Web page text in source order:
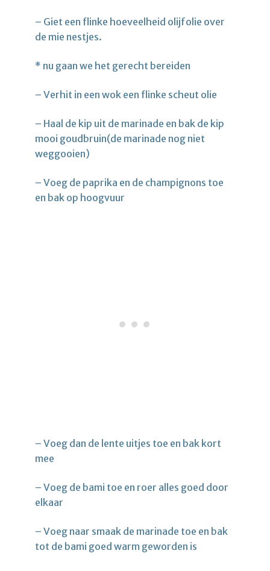
– Giet een flinke hoeveelheid olijfolie over
de mie nestjes.
* nu gaan we het gerecht bereiden
– Verhit in een wok een flinke scheut olie
– Haal de kip uit de marinade en bak de kip
mooi goudbruin(de marinade nog niet
weggooien)
– Voeg de paprika en de champignons toe
en bak op hoogvuur
– Voeg dan de lente uitjes toe en bak kort
mee
– Voeg de bami toe en roer alles goed door
elkaar
– Voeg naar smaak de marinade toe en bak
tot de bami goed warm geworden is